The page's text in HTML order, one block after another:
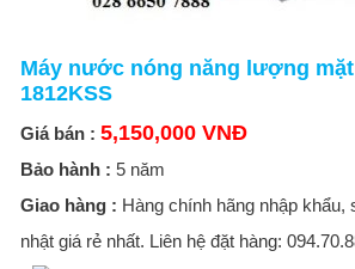
Máy nước nóng năng lượng
1812KSS
Giá bán : 5,150,000 VNĐ
Bảo hành : 5 năm
Giao hàng : Hàng chính hãng nhập
nhật giá rẻ nhất. Liên hệ đặt hàng: